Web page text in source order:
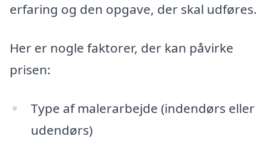
erfaring og den opgave, der skal udføres.
Her er nogle faktorer, der kan påvirke
prisen:
Type af malerarbejde (indendørs eller
udendørs)